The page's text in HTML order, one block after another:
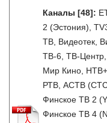
Каналы [48]:
2 (Эстония),
ТВ, Видеотек,
ТВ-6, ТВ-
Мир Кино,
РТВ, АСТВ
Финское ТВ 2
Финское ТВ 4